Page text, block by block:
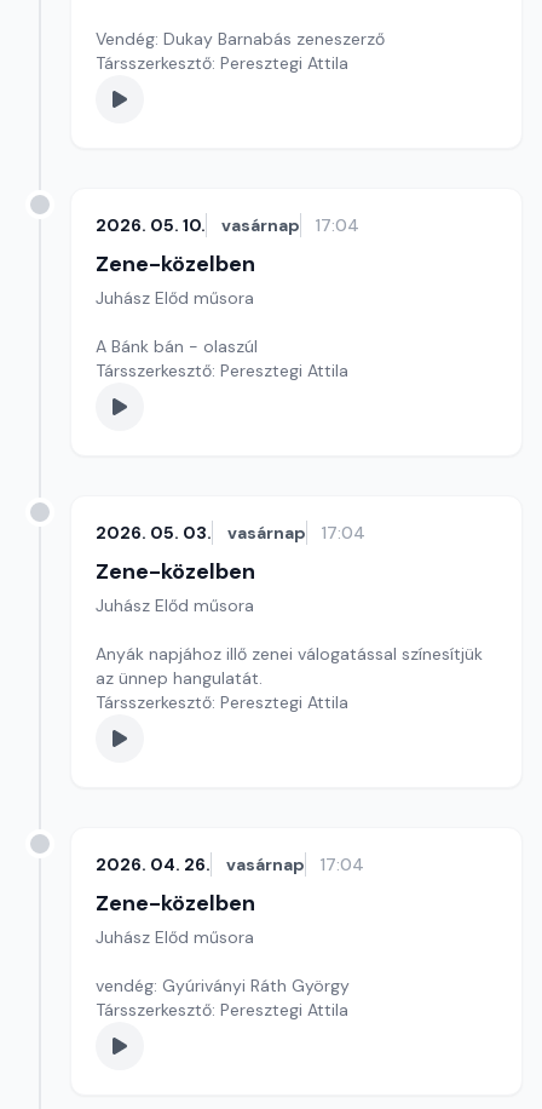
Vendég: Dukay Barnabás zeneszerző
Társszerkesztő: Peresztegi Attila
2026. 05. 10. vasárnap 17:04
Zene-közelben
Juhász Előd műsora
A Bánk bán - olaszúl
Társszerkesztő: Peresztegi Attila
2026. 05. 03. vasárnap 17:04
Zene-közelben
Juhász Előd műsora
Anyák napjához illő zenei válogatással színesítjük
az ünnep hangulatát.
Társszerkesztő: Peresztegi Attila
2026. 04. 26. vasárnap 17:04
Zene-közelben
Juhász Előd műsora
vendég: Gyúriványi Ráth György
Társszerkesztő: Peresztegi Attila